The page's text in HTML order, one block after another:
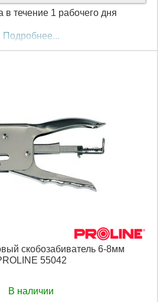
в течение 1 рабочего дня
Подробнее...
скобозабиватель 6-8мм
55042
В наличии